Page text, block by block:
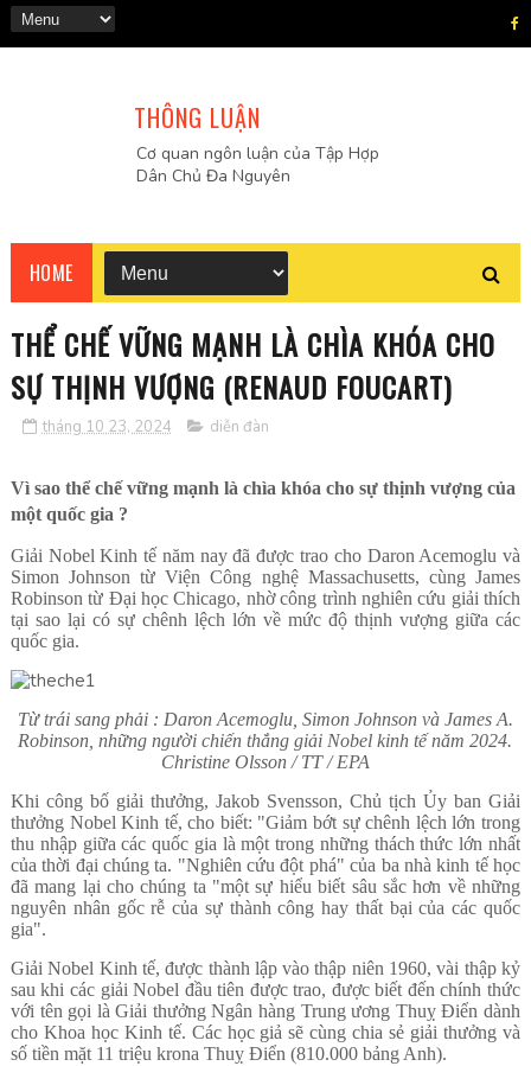
THÔNG LUẬN
Cơ quan ngôn luận của Tập Hợp
Dân Chủ Đa Nguyên
HOME
THỂ CHẾ VỮNG MẠNH LÀ CHÌA KHÓA CHO
SỰ THỊNH VƯỢNG (RENAUD FOUCART)
tháng 10 23, 2024 diễn đàn
Vì sao thể chế vững mạnh là chìa khóa cho sự thịnh vượng của
một quốc gia ?
Giải Nobel Kinh tế năm nay đã được trao cho Daron Acemoglu và
Simon Johnson từ Viện Công nghệ Massachusetts, cùng James
Robinson từ Đại học Chicago, nhờ công trình nghiên cứu giải thích
tại sao lại có sự chênh lệch lớn về mức độ thịnh vượng giữa các
quốc gia.
Từ trái sang phải : Daron Acemoglu, Simon Johnson và James A.
Robinson, những người chiến thắng giải Nobel kinh tế năm 2024.
Christine Olsson / TT / EPA
Khi công bố giải thưởng, Jakob Svensson, Chủ tịch Ủy ban Giải
thưởng Nobel Kinh tế, cho biết: "Giảm bớt sự chênh lệch lớn trong
thu nhập giữa các quốc gia là một trong những thách thức lớn nhất
của thời đại chúng ta. "Nghiên cứu đột phá" của ba nhà kinh tế học
đã mang lại cho chúng ta "một sự hiểu biết sâu sắc hơn về những
nguyên nhân gốc rễ của sự thành công hay thất bại của các quốc
gia".
Giải Nobel Kinh tế, được thành lập vào thập niên 1960, vài thập kỷ
sau khi các giải Nobel đầu tiên được trao, được biết đến chính thức
với tên gọi là Giải thưởng Ngân hàng Trung ương Thuỵ Điển dành
cho Khoa học Kinh tế. Các học giả sẽ cùng chia sẻ giải thưởng và
số tiền mặt 11 triệu krona Thuỵ Điển (810.000 bảng Anh).